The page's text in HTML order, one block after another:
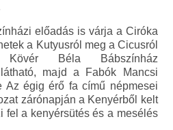
előadás is várja a Ciróka
a Kutyusról meg a Cicusról
Béla Bábszínház
majd a Fabók Mancsi
Az égig érő fa című népmesei
zárónapján a Kenyérből kelt
fel a kenyérsütés és a mesélés